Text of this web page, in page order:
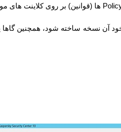
ها (قوانین) بر روی کلاینت های
آن نسخه ساخته شود، همچنین گاها